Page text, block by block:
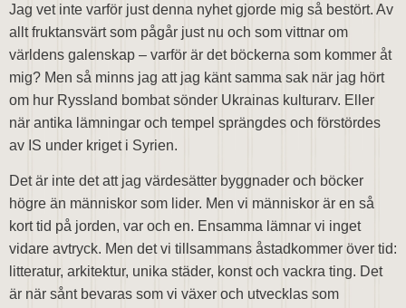
Jag vet inte varför just denna nyhet gjorde mig så bestört. Av
allt fruktansvärt som pågår just nu och som vittnar om
världens galenskap – varför är det böckerna som kommer åt
mig? Men så minns jag att jag känt samma sak när jag hört
om hur Ryssland bombat sönder Ukrainas kulturarv. Eller
när antika lämningar och tempel sprängdes och förstördes
av IS under kriget i Syrien.
Det är inte det att jag värdesätter byggnader och böcker
högre än människor som lider. Men vi människor är en så
kort tid på jorden, var och en. Ensamma lämnar vi inget
vidare avtryck. Men det vi tillsammans åstadkommer över tid:
litteratur, arkitektur, unika städer, konst och vackra ting. Det
är när sånt bevaras som vi växer och utvecklas som